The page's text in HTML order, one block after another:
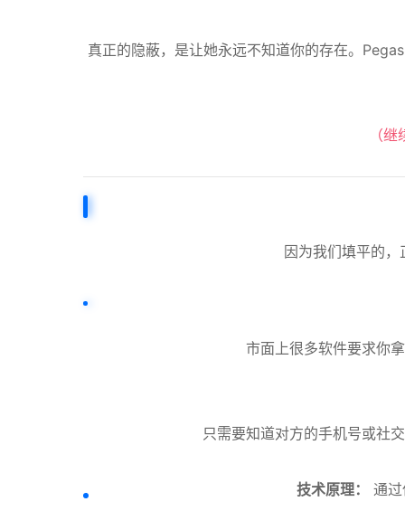
真正的隐蔽，是让她永远不知道你的存在。
（
因为我们填平的
市面上很多软件要求你
只需要知道对方的手机号或社
技术原理： 通